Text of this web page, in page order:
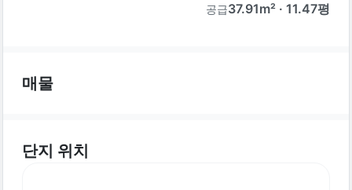
공급37.91m² · 11.47평
매물
단지 위치